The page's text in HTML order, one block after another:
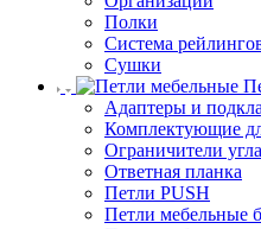
Полки
Система
Сушки
Адаптеры и
Комплектующие
Ограничители угла
Ответная планка
Петли PUSH
Петли мебельные